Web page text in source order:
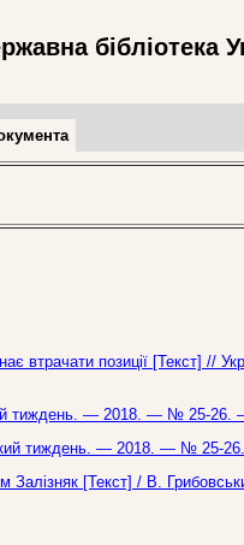
бібліотека
втрачати позиції [Текст]
тиждень. — 2018. — № 25-26.
тиждень. — 2018. — № 25-
[Текст] / В.